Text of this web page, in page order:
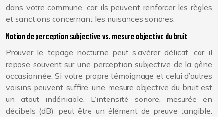
dans votre commune, car ils peuvent renforcer les règles
et sanctions concernant les nuisances sonores.
Notion de perception subjective vs. mesure objective du bruit
Prouver le tapage nocturne peut s’avérer délicat, car il
repose souvent sur une perception subjective de la gêne
occasionnée. Si votre propre témoignage et celui d’autres
voisins peuvent suffire, une mesure objective du bruit est
un atout indéniable. L’intensité sonore, mesurée en
décibels (dB), peut être un élément de preuve tangible.